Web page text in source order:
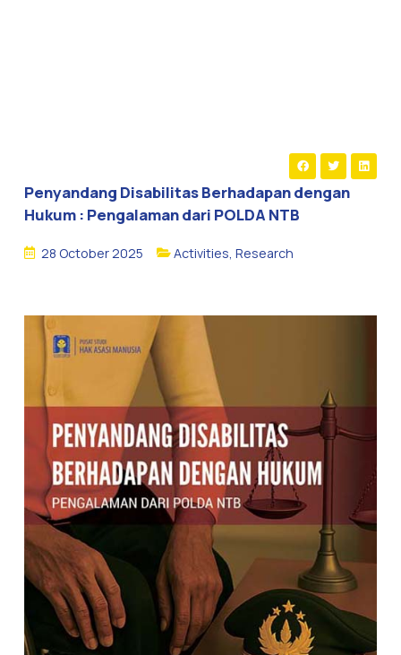
Penyandang Disabilitas Berhadapan dengan
Hukum : Pengalaman dari POLDA NTB
28 October 2025 Activities, Research